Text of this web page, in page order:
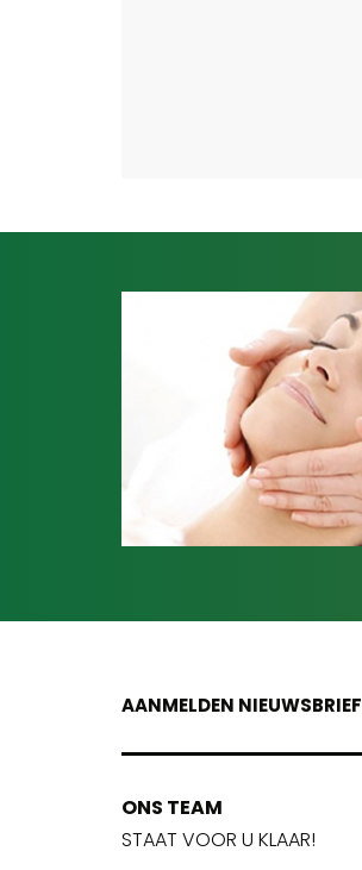
AANMELDEN NIEUWSBRIEF
ONS TEAM
STAAT VOOR U KLAAR!